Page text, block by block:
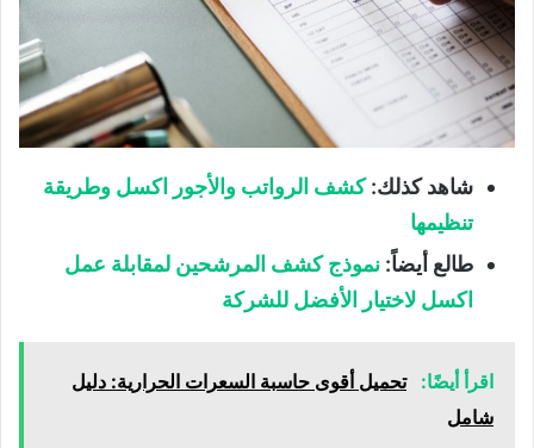
شاهد كذلك:كشف الرواتب والأجور اكسل وطريقة
تنظيمها
طالع أيضاً: نموذج كشف المرشحين لمقابلة عمل
اكسل لاختيار الأفضل للشركة
اقرأ أيضًا:
تحميل أقوى حاسبة السعرات الحرارية: دليل
شامل